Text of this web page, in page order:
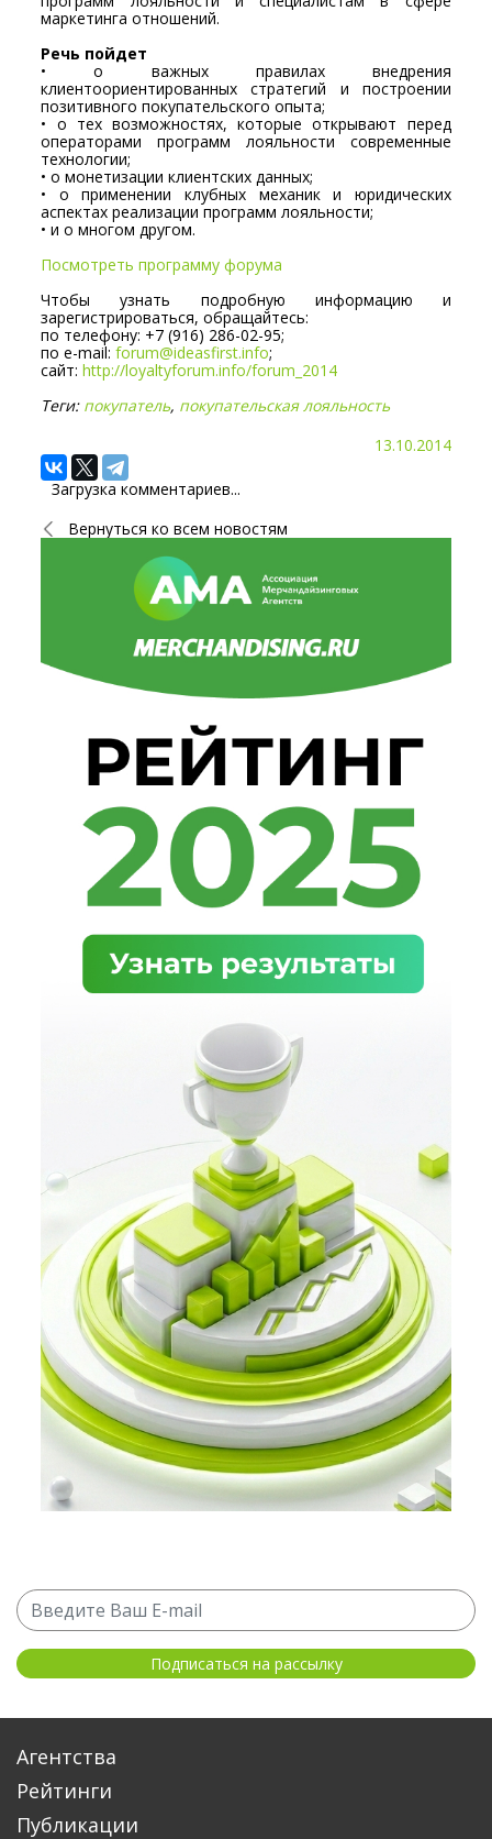
маркетинга отношений.
Речь пойдет
• о важных правилах внедрения
клиентоориентированных стратегий и построении
позитивного покупательского опыта;
• о тех возможностях, которые открывают перед
операторами программ лояльности современные
технологии;
• о монетизации клиентских данных;
• о применении клубных механик и юридических
аспектах реализации программ лояльности;
• и о многом другом.
Посмотреть программу форума
Чтобы узнать подробную информацию и
зарегистрироваться, обращайтесь:
по телефону: +7 (916) 286-02-95;
по e-mail:forum@ideasfirst.info;
сайт:http://loyaltyforum.info/forum_2014
Теги: покупатель, покупательская лояльность
13.10.2014
Загрузка комментариев...
Вернуться ко всем новостям
Агентства
Рейтинги
Публикации